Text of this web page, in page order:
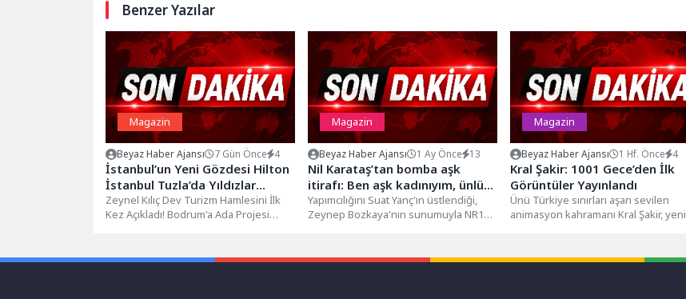
Benzer Yazılar
Magazin
Beyaz Haber Ajansı 7 Gün Önce 4
İstanbul’un Yeni Gözdesi Hilton
İstanbul Tuzla’da Yıldızlar
Geçidi!
Zeynel Kılıç Dev Turizm Hamlesini İlk
Kez Açıkladı! Bodrum'a Ada Projesi
Magazin
Beyaz Haber Ajansı 1 Ay Önce 13
Nil Karataş’tan bomba aşk
itirafı: Ben aşk kadınıyım, ünlü
bir sevgili istiyorum
Yapımcılığını Suat Yanç'ın üstlendiği,
Zeynep Bozkaya'nın sunumuyla NR1
Magazin
Beyaz Haber Ajansı 1 Hf. Önce 4
Kral Şakir: 1001 Gece’den İlk
Görüntüler Yayınlandı
Ünü Türkiye sınırları aşan sevilen
animasyon kahramanı Kral Şakir, yeni